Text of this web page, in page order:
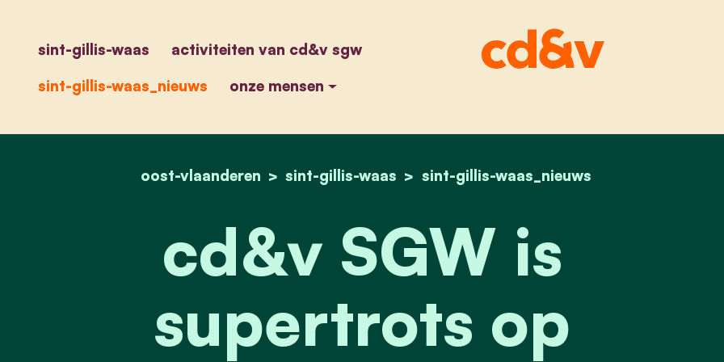
sint-gillis-waas
activiteiten van cd&v sgw
sint-gillis-waas_nieuws
onze mensen
home
oost-vlaanderen sint-gillis-waas sint-gillis-waas_nieuws
cd&v sgw stemde mee voor de nieuwe
cd&v SGW is
supertrots op